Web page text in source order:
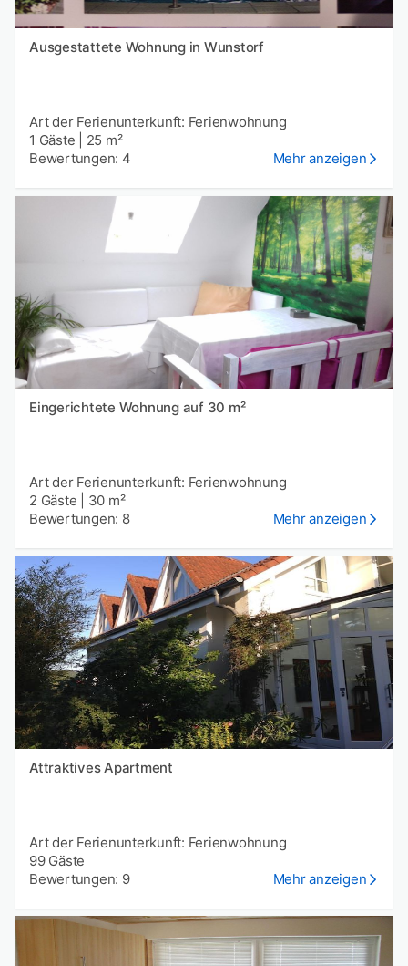
Ausgestattete Wohnung in Wunstorf
Art der Ferienunterkunft: Ferienwohnung
1 Gäste
25 m²
Bewertungen: 4
Mehr anzeigen
Eingerichtete Wohnung auf 30 m²
Art der Ferienunterkunft: Ferienwohnung
2 Gäste
30 m²
Bewertungen: 8
Mehr anzeigen
Attraktives Apartment
Art der Ferienunterkunft: Ferienwohnung
99 Gäste
Bewertungen: 9
Mehr anzeigen